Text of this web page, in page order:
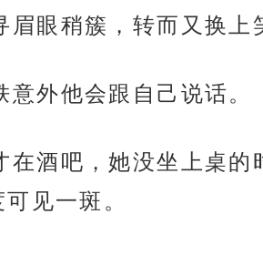
眉眼稍簇，转而又换上
意外他会跟自己说话。
在酒吧，她没坐上桌
见一斑。